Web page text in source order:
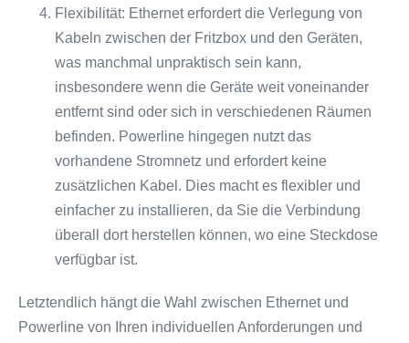
Flexibilität: Ethernet erfordert die Verlegung von
Kabeln zwischen der Fritzbox und den Geräten,
was manchmal unpraktisch sein kann,
insbesondere wenn die Geräte weit voneinander
entfernt sind oder sich in verschiedenen Räumen
befinden. Powerline hingegen nutzt das
vorhandene Stromnetz und erfordert keine
zusätzlichen Kabel. Dies macht es flexibler und
einfacher zu installieren, da Sie die Verbindung
überall dort herstellen können, wo eine Steckdose
verfügbar ist.
Letztendlich hängt die Wahl zwischen Ethernet und
Powerline von Ihren individuellen Anforderungen und